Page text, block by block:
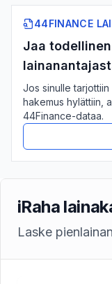
44FINANCE
Jaa
Jos sinulle
hakemus hylättiin,
44Finance-dataa.
iRaha
Laske